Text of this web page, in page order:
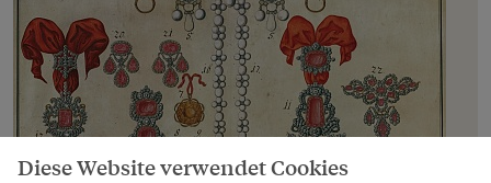
Diese Website verwendet Cookies